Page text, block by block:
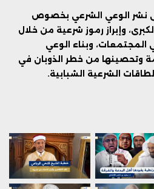
نشر الوعي الشرعي بخصوص
وإبراز رموز شرعية من خلال
وبناء الوعي
وتحصينها من خطر الذوبان في
الشرعية الشبابية.